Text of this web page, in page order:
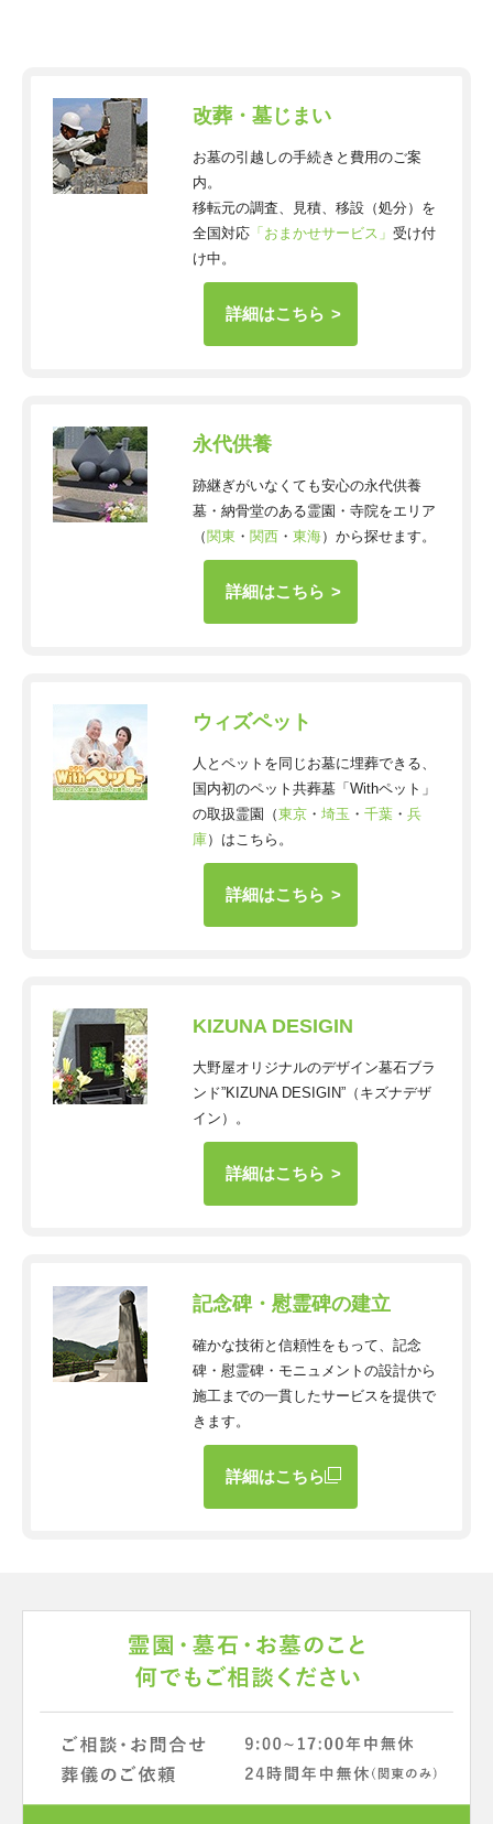
改葬・墓じまい
お墓の引越しの手続きと費用のご案
内。
移転元の調査、見積、移設（処分）を
全国対応「おまかせサービス」 受け付
け中。
詳細はこちら
永代供養
跡継ぎがいなくても安心の永代供養
墓・納骨堂のある霊園・寺院をエリア
（ 関東 ・ 関西・ 東海）から探せます。
詳細はこちら
ウィズペット
人とペットを同じお墓に埋葬できる、
国内初のペット共葬墓「Withペット」
の取扱霊園（東京・ 埼玉 ・ 千葉・ 兵
庫）はこちら。
詳細はこちら
KIZUNA DESIGIN
大野屋オリジナルのデザイン墓石ブラ
ンド”KIZUNA DESIGIN”（キズナデザ
イン）。
詳細はこちら
記念碑・慰霊碑の建立
確かな技術と信頼性をもって、記念
碑・慰霊碑・モニュメントの設計から
施工までの一貫したサービスを提供で
きます。
詳細はこちら